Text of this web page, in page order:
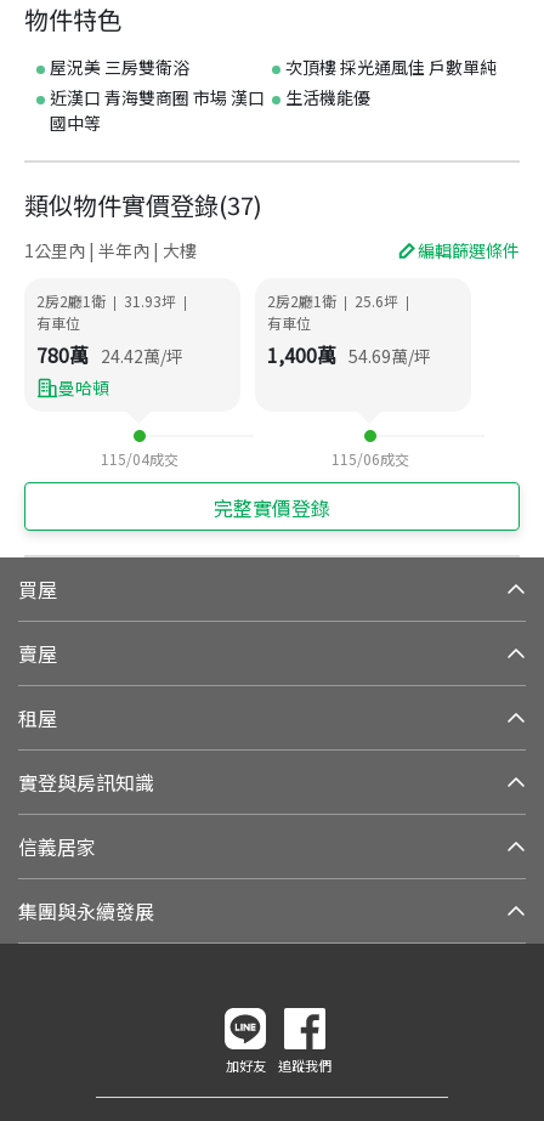
物件特色
屋況美 三房雙衛浴
次頂樓 採光通風佳 戶數單純
近漢口 青海雙商圈 市場 漢口
國中等
生活機能優
類似物件實價登錄(37)
1公里內 | 半年內 | 大樓 編輯篩選條件
2房2廳1衛 | 31.93坪 |
有車位
780萬 24.42萬/坪
曼哈頓
115/04成交
2房2廳1衛 | 25.6坪 |
有車位
1,400萬 54.69萬/坪
115/06成交
完整實價登錄
買屋
賣屋
租屋
實登與房訊知識
信義居家
集團與永續發展
加好友 追蹤我們